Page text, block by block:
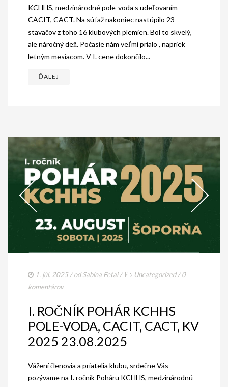
KCHHS, medzinárodné pole-voda s udeľovaním
CACIT, CACT. Na súťaž nakoniec nastúpilo 23
stavačov z toho 16 klubových plemien. Bol to skvelý,
ale náročný deň. Počasie nám veľmi prialo , napriek
letným mesiacom. V I. cene dokončilo...
ĎALEJ
1. júl. 2025/ odSabina Fetai/ Uncategorized/0
komentárov
I. ROČNÍK POHÁR KCHHS
POLE-VODA, CACIT, CACT, KV
2025 23.08.2025
Vážení členovia a priatelia klubu, srdečne Vás
pozývame na I. ročník Poháru KCHHS, medzinárodnú